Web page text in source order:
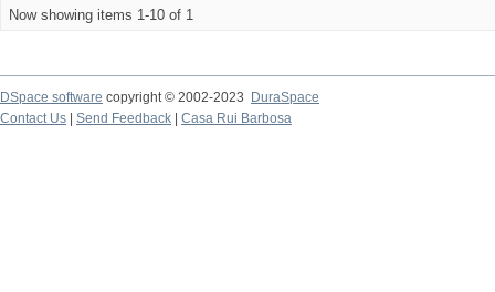
Now showing items 1-10 of 1
DSpace software copyright © 2002-2023
DuraSpace
Contact Us
Send Feedback Casa Rui Barbosa